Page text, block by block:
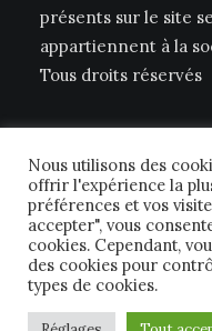
présents sur le site
appartiennent à la
Tous droits réservés
© 2026 Septième
Nous utilisons des
offrir l'expérience la
préférences et vos
accepter", vous
cookies. Cependant,
des cookies pour
types de cookies.